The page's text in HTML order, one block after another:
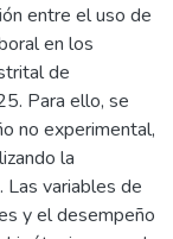
entre el uso de
en los
de
Para ello, se
no experimental,
la
variables de
y el desempeño